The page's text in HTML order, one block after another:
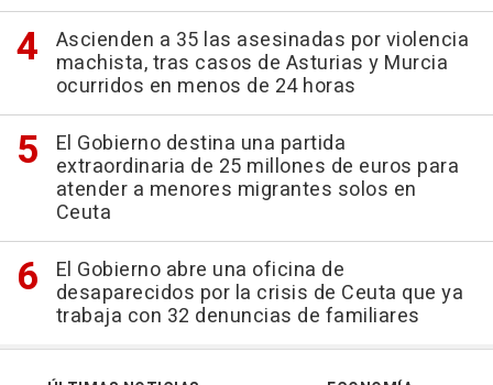
Ascienden a 35 las asesinadas por violencia
machista, tras casos de Asturias y Murcia
ocurridos en menos de 24 horas
El Gobierno destina una partida
extraordinaria de 25 millones de euros para
atender a menores migrantes solos en
Ceuta
El Gobierno abre una oficina de
desaparecidos por la crisis de Ceuta que ya
trabaja con 32 denuncias de familiares